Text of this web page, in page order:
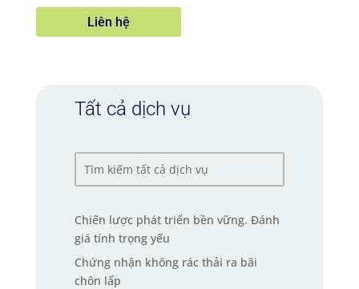
Liên hệ
Tất cả dịch vụ
Chiến lược phát triển bền vững. Đánh
giá tính trọng yếu
Chứng nhận không rác thải ra bãi
chôn lấp